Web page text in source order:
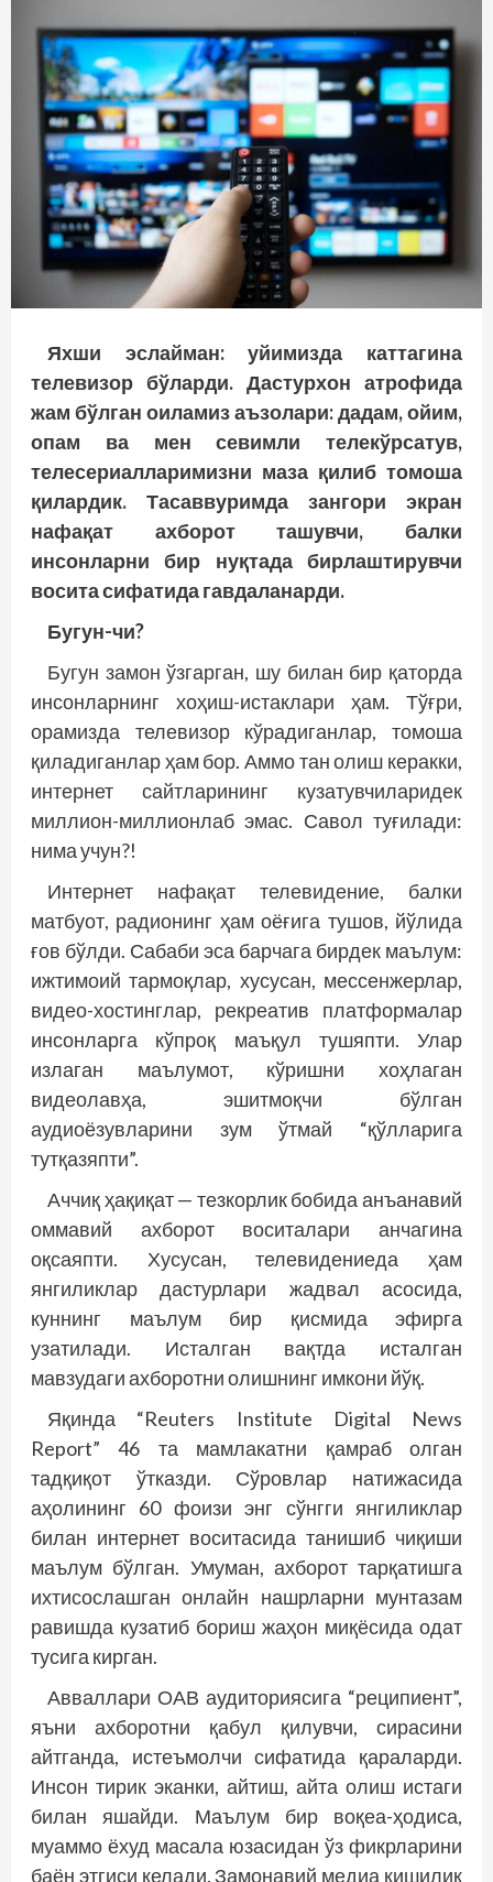
Яхши эслайман: уйимизда каттагина
телевизор бўларди. Дастурхон атрофида
жам бўлган оиламиз аъзолари: дадам, ойим,
опам ва мен севимли телекўрсатув,
телесериалларимизни маза қилиб томоша
қилардик. Тасаввуримда зангори экран
нафақат ахборот ташувчи, балки
инсонларни бир нуқтада бирлаштирувчи
восита сифатида гавдаланарди.
Бугун-чи?
Бугун замон ўзгарган, шу билан бир қаторда
инсонларнинг хоҳиш-истаклари ҳам. Тўғри,
орамизда телевизор кўрадиганлар, томоша
қиладиганлар ҳам бор. Аммо тан олиш керакки,
интернет сайтларининг кузатувчиларидек
миллион-миллионлаб эмас. Савол туғилади:
нима учун?!
Интернет нафақат телевидение, балки
матбуот, радионинг ҳам оёғига тушов, йўлида
ғов бўлди. Сабаби эса барчага бирдек маълум:
ижтимоий тармоқлар, хусусан, мессенжерлар,
видео-хостинглар, рекреатив платформалар
инсонларга кўпроқ маъқул тушяпти. Улар
излаган маълумот, кўришни хоҳлаган
видеолавҳа, эшитмоқчи бўлган
аудиоёзувларини зум ўтмай “қўлларига
тутқазяпти”.
Аччиқ ҳақиқат — тезкорлик бобида анъанавий
оммавий ахборот воситалари анчагина
оқсаяпти. Хусусан, телевидениеда ҳам
янгиликлар дастурлари жадвал асосида,
куннинг маълум бир қисмида эфирга
узатилади. Исталган вақтда исталган
мавзудаги ахборотни олишнинг имкони йўқ.
Яқинда “Reuters Institute Digital News
Report” 46 та мамлакатни қамраб олган
тадқиқот ўтказди. Сўровлар натижасида
аҳолининг 60 фоизи энг сўнгги янгиликлар
билан интернет воситасида танишиб чиқиши
маълум бўлган. Умуман, ахборот тарқатишга
ихтисослашган онлайн нашрларни мунтазам
равишда кузатиб бориш жаҳон миқёсида одат
тусига кирган.
Авваллари ОАВ аудиториясига “реципиент”,
яъни ахборотни қабул қилувчи, сирасини
айтганда, истеъмолчи сифатида қараларди.
Инсон тирик эканки, айтиш, айта олиш истаги
билан яшайди. Маълум бир воқеа-ҳодиса,
муаммо ёхуд масала юзасидан ўз фикрларини
баён этгиси келади. Замонавий медиа кишилик